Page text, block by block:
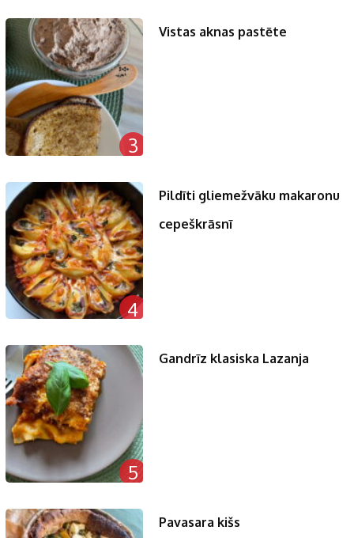
3
Vistas aknas pastēte
4
Pildīti gliemežvāku makaronu
cepeškrāsnī
5
Gandrīz klasiska Lazanja
Pavasara kišs